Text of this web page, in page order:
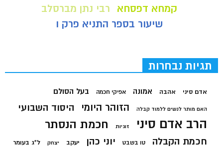
קמחא דפסחא
רבי נתן מברסלב
שיעור בספר התניא פרק ו
תגיות נבחרות
אדם סיני אהבה אמונה אפיקי חכמה בעל הסולם
האם מותר לנשים ללמוד קבלה הזוהר היומי היסוד השבועי
הרב אדם סיני זוגיות חכמת הנסתר
חכמת הקבלה טו בשבט יוני כהן יעקב יצחק ל"ג בעומר